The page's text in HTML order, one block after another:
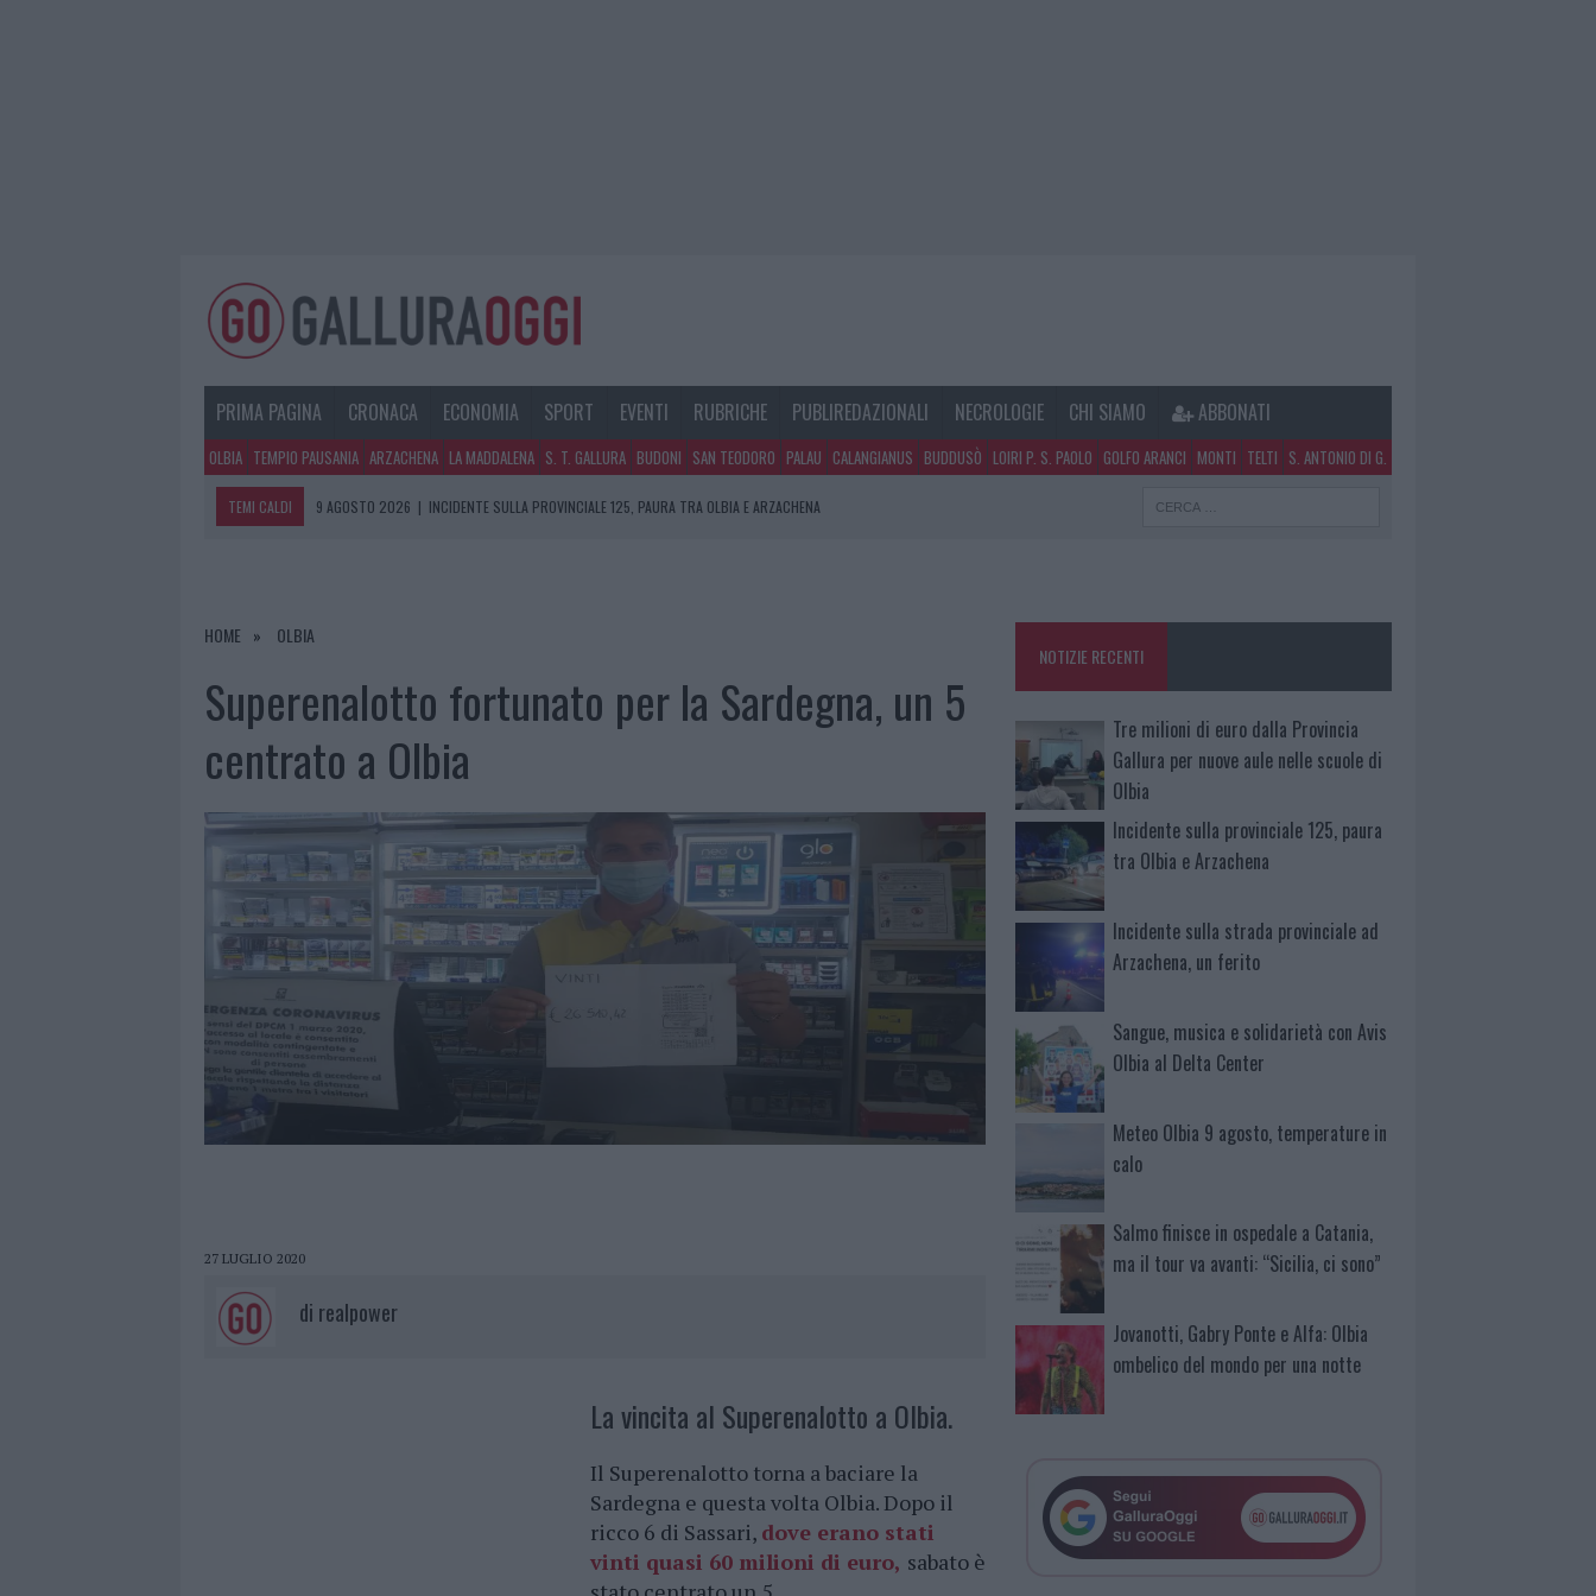
PRIMA PAGINA CRONACA ECONOMIA SPORT EVENTI RUBRICHE PUBLIREDAZIONALI NECROLOGIE CHI SIAMO ABBONATI
OLBIA TEMPIO PAUSANIA ARZACHENA LA MADDALENA S. T. GALLURA BUDONI SAN TEODORO PALAU CALANGIANUS BUDDUSÒ LOIRI P. S. PAOLO GOLFO ARANCI MONTI TELTI S. ANTONIO DI G.
TEMI CALDI 9 AGOSTO 2026 | INCIDENTE SULLA PROVINCIALE 125, PAURA TRA OLBIA E ARZACHENA
8 AGOSTO 2026
HOME OLBIA
Superenalotto fortunato per la Sardegna, un 5
centrato a Olbia
27 LUGLIO 2020
di realpower
La vincita al Superenalotto a Olbia.
Il Superenalotto torna a baciare la
Sardegna e questa volta Olbia. Dopo il
ricco 6 di Sassari, dove erano stati
vinti quasi 60 milioni di euro, sabato è
NOTIZIE RECENTI
Tre milioni di euro dalla Provincia
Gallura per nuove aule nelle scuole di
Olbia
Incidente sulla provinciale 125, paura
tra Olbia e Arzachena
Incidente sulla strada provinciale ad
Arzachena, un ferito
Sangue, musica e solidarietà con Avis
Olbia al Delta Center
Meteo Olbia 9 agosto, temperature in
calo
Salmo finisce in ospedale a Catania,
ma il tour va avanti: “Sicilia, ci sono”
Jovanotti, Gabry Ponte e Alfa: Olbia
ombelico del mondo per una notte